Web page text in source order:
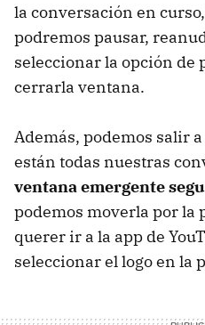
la conversación en
podremos pausar,
seleccionar la opción de
cerrarla ventana.
Además, podemos salir
están todas nuestras
ventana emergente
podemos moverla por la
querer ir a la app de
seleccionar el logo en la